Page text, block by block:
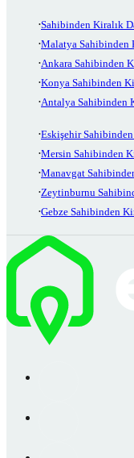
Sahibinden Kiralık
Malatya Sahibinden
Ankara Sahibinden
Konya Sahibinden
Antalya Sahibinden
Eskişehir
Mersin Sahibinden
Manavgat
Zeytinburnu
Gebze Sahibinden